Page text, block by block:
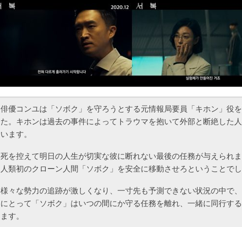
俳優コンユは「ソボク」を守ろうとする元情報局要員「キホン」役
た。キホンは過去の事件によってトラウマを抱いて外部と断絶した
います。
死を控えて明日の人生が切実な彼に断れない最後の任務が与えられ
人類初のクローン人間「ソボク」を安全に移動させろということでし
様々な勢力の追跡が激しくなり、一寸先も予測できない状況の中で、
にとって「ソボク」はいつの間にか守る任務を離れ、一緒に同行す
ます。